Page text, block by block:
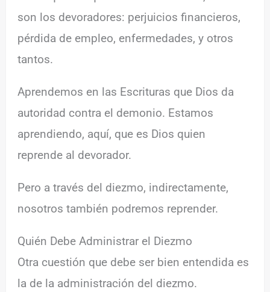
son los devoradores: perjuicios financieros,
pérdida de empleo, enfermedades, y otros
tantos.
Aprendemos en las Escrituras que Dios da
autoridad contra el demonio. Estamos
aprendiendo, aquí, que es Dios quien
reprende al devorador.
Pero a través del diezmo, indirectamente,
nosotros también podremos reprender.
Quién Debe Administrar el Diezmo
Otra cuestión que debe ser bien entendida es
la de la administración del diezmo.